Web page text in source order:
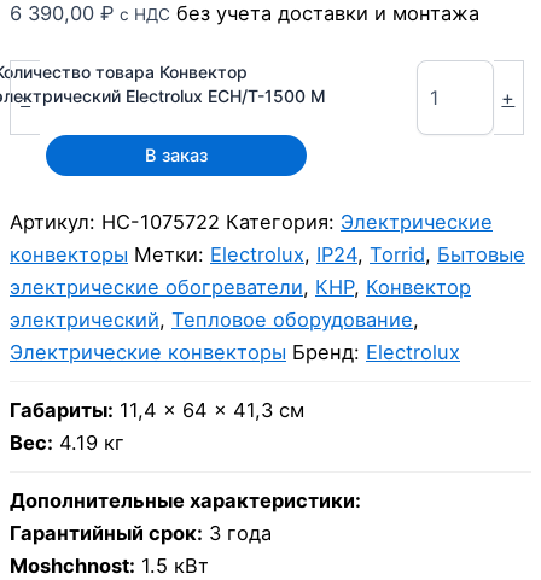
6 390,00 ₽ с НДС без учета доставки и монтажа
-
товара Конвектор
Electrolux ECH/T-1500 M
+
В заказ
Артикул: НС-1075722 Категория: Электрические
конвекторы Метки: Electrolux, IP24, Torrid, Бытовые
электрические обогреватели, КНР, Конвектор
электрический, Тепловое оборудование,
Электрические конвекторы Бренд: Electrolux
Габариты: 11,4 × 64 × 41,3 см
Вес: 4.19 кг
Дополнительные характеристики:
Гарантийный срок: 3 года
Moshchnost: 1.5 кВт